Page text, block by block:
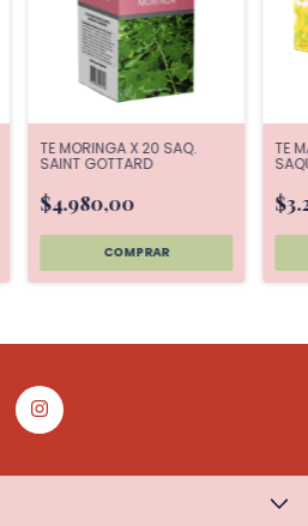
TE MORINGA X 20 SAQ.
SAINT GOTTARD
$4.980,00
TE